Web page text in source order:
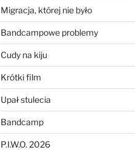
Migracja, której nie było
Bandcampowe problemy
Cudy na kiju
Krótki film
Upał stulecia
Bandcamp
P.I.W.O. 2026